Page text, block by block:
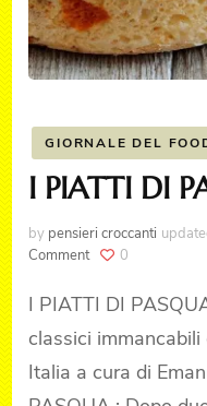
GIORNALE DEL
I PIATTI DI
by pensieri croccanti
Commenton
PIATTI
PASQUA
0
I PIATTI DI
classici
Italia a cura di